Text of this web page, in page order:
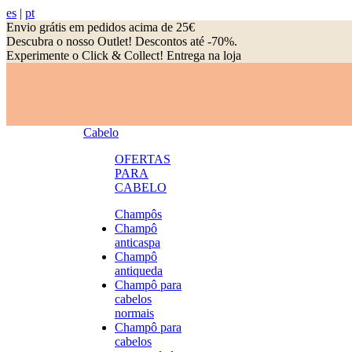
es | pt
Envio grátis em pedidos acima de 25€
Descubra o nosso Outlet! Descontos até -70%.
Experimente o Click & Collect! Entrega na loja
Cabelo
OFERTAS
PARA
CABELO
Champôs
Champô
anticaspa
Champô
antiqueda
Champô para
cabelos
normais
Champô para
cabelos